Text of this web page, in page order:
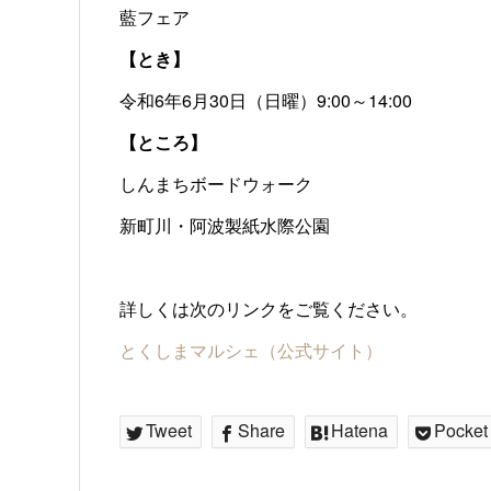
藍フェア
【とき】
令和6年6月30日（日曜）9:00～14:00
【ところ】
しんまちボードウォーク
新町川・阿波製紙水際公園
詳しくは次のリンクをご覧ください。
とくしまマルシェ（公式サイト）
Tweet Share Hatena Pocket